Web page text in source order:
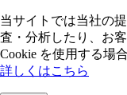
当サイトでは当社の
査・分析したり、お
Cookie を使⽤する場
詳しくはこちら